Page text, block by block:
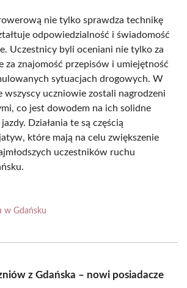
nie tylko sprawdza technikę
odpowiedzialność i świadomość
Uczestnicy byli oceniani nie tylko za
za znajomość przepisów i umiejętność
sytuacjach drogowych. W
wszyscy uczniowie zostali nagrodzeni
co jest dowodem na ich solidne
Działania te są częścią
które mają na celu zwiększenie
uczestników ruchu
w Gdańsku
z Gdańska – nowi posiadacze